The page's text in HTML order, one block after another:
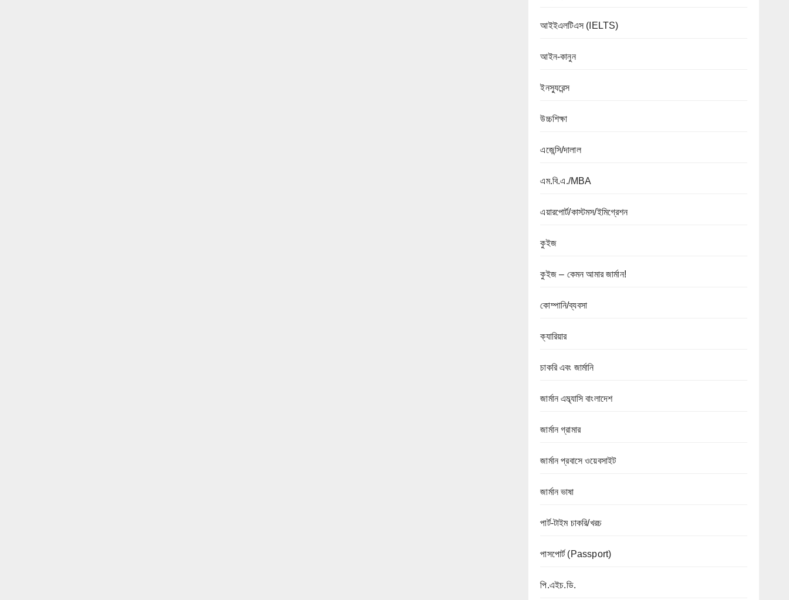
আইইএলটিএস (IELTS)
আইন-কানুন
ইনস্যুরেন্স
উচ্চশিক্ষা
এজেন্সি/দালাল
এম.বি.এ./MBA
এয়ারপোর্ট/কাস্টমস/ইমিগ্রেশন
কুইজ
কুইজ – কেমন আমার জার্মান!
কোম্পানি/ব্যবসা
ক্যারিয়ার
চাকরি এবং জার্মানি
জার্মান এম্ব্যাসি বাংলাদেশ
জার্মান গ্রামার
জার্মান প্রবাসে ওয়েবসাইট
জার্মান ভাষা
পার্ট-টাইম চাকরি/খরচ
পাসপোর্ট (Passport)
পি.এইচ.ডি.